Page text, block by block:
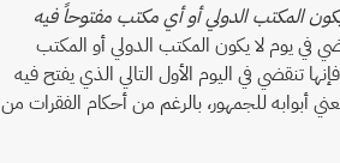
المكتب الدولي أو أي مكتب مفتوحاً فيه
في يوم لا يكون المكتب الدولي أو المكتب
تنقضي في اليوم الأول التالي الذي يفتح فيه
أبوابه للجمهور، بالرغم من أحكام الفقرات من